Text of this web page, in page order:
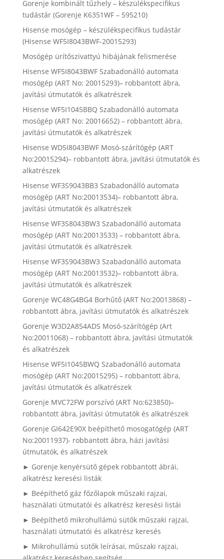
Gorenje kombinált tűzhely – készülékspecifikus
tudástár (Gorenje K6351WF – 595210)
Hisense mosógép – készülékspecifikus tudástár
(Hisense WF5I8043BWF-20015293)
Mosógép ürítőszivattyú hibájának felismerése
Hisense WF5I8043BWF Szabadonálló automata
mosógép (ART No: 20015293)– robbantott ábra,
javítási útmutatók és alkatrészek
Hisense WF5I1045BBQ Szabadonálló automata
mosógép (ART No: 20016652) – robbantott ábra,
javítási útmutatók és alkatrészek
Hisense WD5I8043BWF Mosó-szárítógép (ART
No:20015294)– robbantott ábra, javítási útmutatók és
alkatrészek
Hisense WF3S9043BB3 Szabadonálló automata
mosógép (ART No:20013534)– robbantott ábra,
javítási útmutatók és alkatrészek
Hisense WF3S8043BW3 Szabadonálló automata
mosógép (ART No:20013533) – robbantott ábra,
javítási útmutatók és alkatrészek
Hisense WF3S9043BW3 Szabadonálló automata
mosógép (ART No:20013532)– robbantott ábra,
javítási útmutatók és alkatrészek
Gorenje WC48G4BG4 Borhűtő (ART No:20013868) –
robbantott ábra, javítási útmutatók és alkatrészek
Gorenje W3D2A854ADS Mosó-szárítógép (Art
No:20011068) – robbantott ábra, javítási útmutatók
és alkatrészek
Hisense WF5I1045BWQ Szabadonálló automata
mosógép (ART No:20015295) – robbantott ábra,
javítási útmutatók és alkatrészek
Gorenje MVC72FW porszívó (ART No:623850)–
robbantott ábra, javítási útmutatók és alkatrészek
Gorenje GI642E90X beépíthető mosogatógép (ART
No:20011937)- robbantott ábra, házi javítási
útmutatók, és alkatrészek
► Gorenje kenyérsütő gépek robbantott ábrái,
alkatrész keresési listák
► Beépíthető gáz főzőlapok műszaki rajzai,
használati útmutatói és alkatrész keresési listái
► Beépíthető mikrohullámú sütők műszaki rajzai,
használati útmutatói és alkatrész keresés
► Mikrohullámú sütők leírásai, műszaki rajzai,